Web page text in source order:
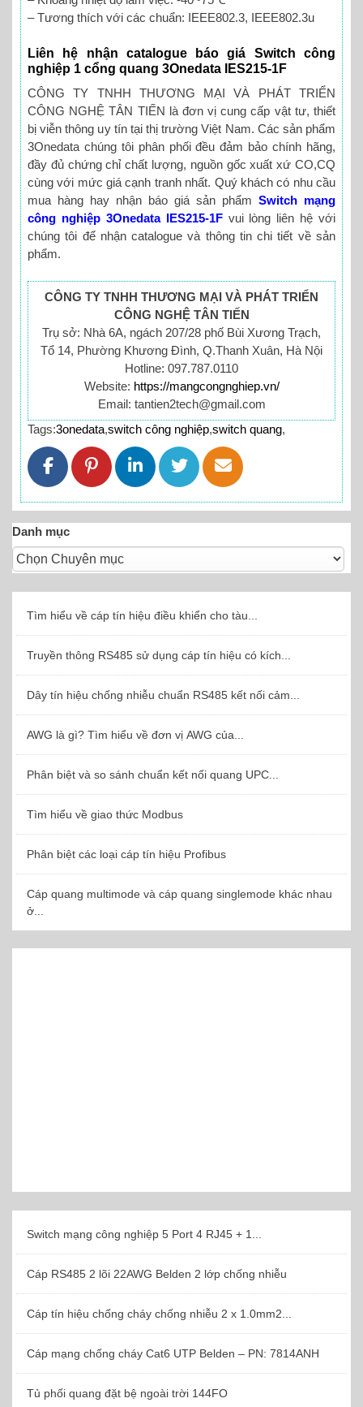
– Tương thích với các chuẩn: IEEE802.3, IEEE802.3u
Liên hệ nhận catalogue báo giá Switch công
nghiệp 1 cổng quang 3Onedata IES215-1F
CÔNG TY TNHH THƯƠNG MẠI VÀ PHÁT TRIỂN
CÔNG NGHỆ TÂN TIẾN là đơn vị cung cấp vật tư, thiết
bị viễn thông uy tín tại thị trường Việt Nam. Các sản phẩm
3Onedata chúng tôi phân phối đều đảm bảo chính hãng,
đầy đủ chứng chỉ chất lượng, nguồn gốc xuất xứ CO,CQ
cùng với mức giá cạnh tranh nhất. Quý khách có nhu cầu
mua hàng hay nhận báo giá sản phẩm Switch mạng
công nghiệp 3Onedata IES215-1Fvui lòng liên hệ với
chúng tôi để nhận catalogue và thông tin chi tiết về sản
phẩm.
CÔNG TY TNHH THƯƠNG MẠI VÀ PHÁT TRIỂN
CÔNG NGHỆ TÂN TIẾN
Trụ sở: Nhà 6A, ngách 207/28 phố Bùi Xương Trạch,
Tổ 14, Phường Khương Đình, Q.Thanh Xuân, Hà Nội
Hotline: 097.787.0110
Website: https://mangcongnghiep.vn/
Email: tantien2tech@gmail.com
Tags:3onedata,switch công nghiệp,switch quang,
Danh mục
Tìm hiểu về cáp tín hiệu điều khiển cho tàu...
Truyền thông RS485 sử dụng cáp tín hiệu có kích...
Dây tín hiệu chống nhiễu chuẩn RS485 kết nối cảm...
AWG là gì? Tìm hiểu về đơn vị AWG của...
Phân biệt và so sánh chuẩn kết nối quang UPC...
Tìm hiểu về giao thức Modbus
Phân biệt các loại cáp tín hiệu Profibus
Cáp quang multimode và cáp quang singlemode khác nhau
ở...
Switch mạng công nghiệp 5 Port 4 RJ45 + 1...
Cáp RS485 2 lõi 22AWG Belden 2 lớp chống nhiễu
Cáp tín hiệu chống cháy chống nhiễu 2 x 1.0mm2...
Cáp mạng chống cháy Cat6 UTP Belden – PN: 7814ANH
Tủ phối quang đặt bệ ngoài trời 144FO